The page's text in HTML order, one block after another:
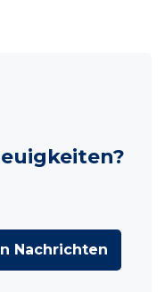
Nachrichten